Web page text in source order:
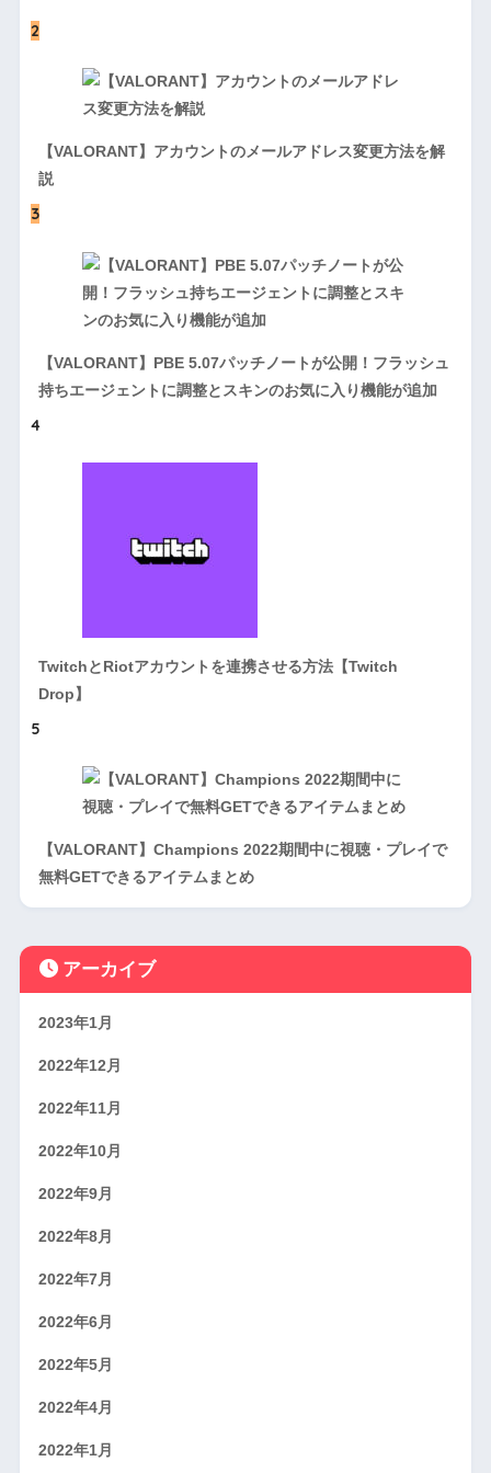
2
【VALORANT】アカウントのメールアドレス変更方法を解
説
3
【VALORANT】PBE 5.07パッチノートが公開！フラッシュ
持ちエージェントに調整とスキンのお気に入り機能が追加
4
TwitchとRiotアカウントを連携させる方法【Twitch
Drop】
5
【VALORANT】Champions 2022期間中に視聴・プレイで
無料GETできるアイテムまとめ
アーカイブ
2023年1月
2022年12月
2022年11月
2022年10月
2022年9月
2022年8月
2022年7月
2022年6月
2022年5月
2022年4月
2022年1月